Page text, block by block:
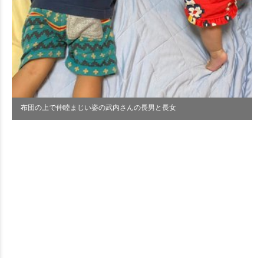
布団の上で仲睦まじい姿の武内さんの長男と長女